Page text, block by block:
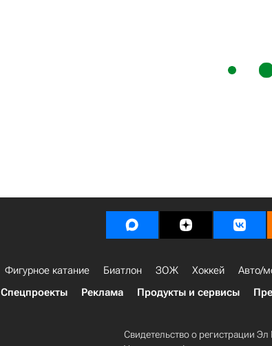
Фигурное катание Биатлон ЗОЖ Хоккей Авто/
Спецпроекты
Реклама Продукты и сервисы
Свидетельство о регистрации